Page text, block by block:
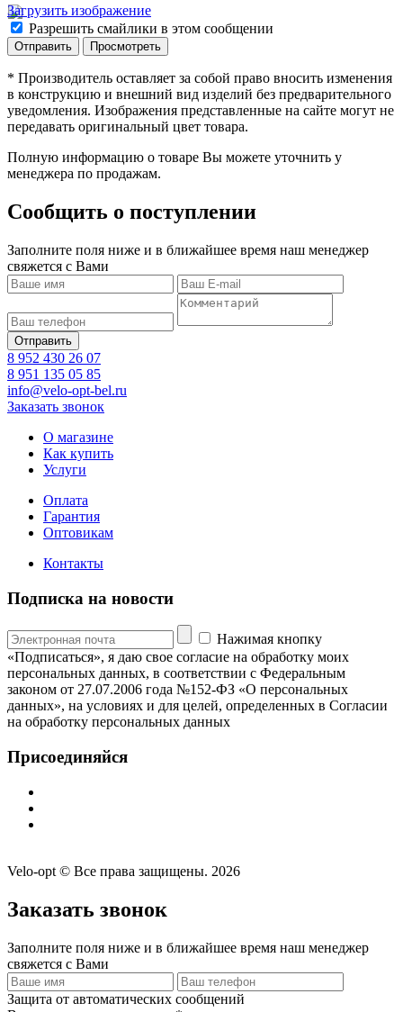
Загрузить изображение
Разрешить смайлики в этом сообщении
* Производитель оставляет за собой право вносить изменения
в конструкцию и внешний вид изделий без предварительного
уведомления. Изображения представленные на сайте могут не
передавать оригинальный цвет товара.
Полную информацию о товаре Вы можете уточнить у
менеджера по продажам.
Сообщить о поступлении
Заполните поля ниже и в ближайшее время наш менеджер
свяжется с Вами
8 952 430 26 07
8 951 135 05 85
info@velo-opt-bel.ru
Заказать звонок
О магазине
Как купить
Услуги
Оплата
Гарантия
Оптовикам
Контакты
Подписка на новости
Нажимая кнопку
«Подписаться», я даю свое согласие на обработку моих
персональных данных, в соответствии с Федеральным
законом от 27.07.2006 года №152-ФЗ «О персональных
данных», на условиях и для целей, определенных в Согласии
на обработку персональных данных
Присоединяйся
Velo-opt © Все права защищены. 2026
Заказать звонок
Заполните поля ниже и в ближайшее время наш менеджер
свяжется с Вами
Защита от автоматических сообщений